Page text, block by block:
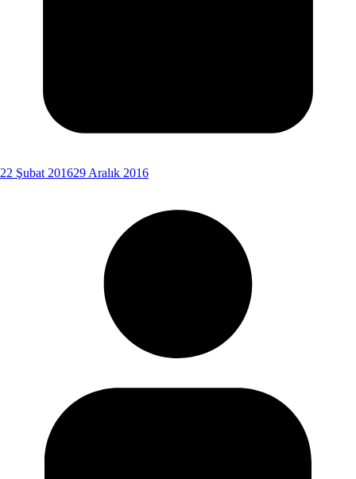
22 Şubat 201629 Aralık 2016